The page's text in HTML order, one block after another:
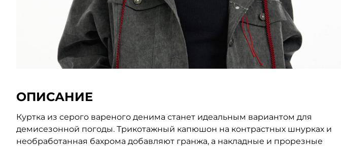
ОПИСАНИЕ
Куртка из серого вареного денима станет идеальным вариантом для
демисезонной погоды. Трикотажный капюшон на контрастных шнурках и
необработанная бахрома добавляют гранжа, а накладные и прорезные